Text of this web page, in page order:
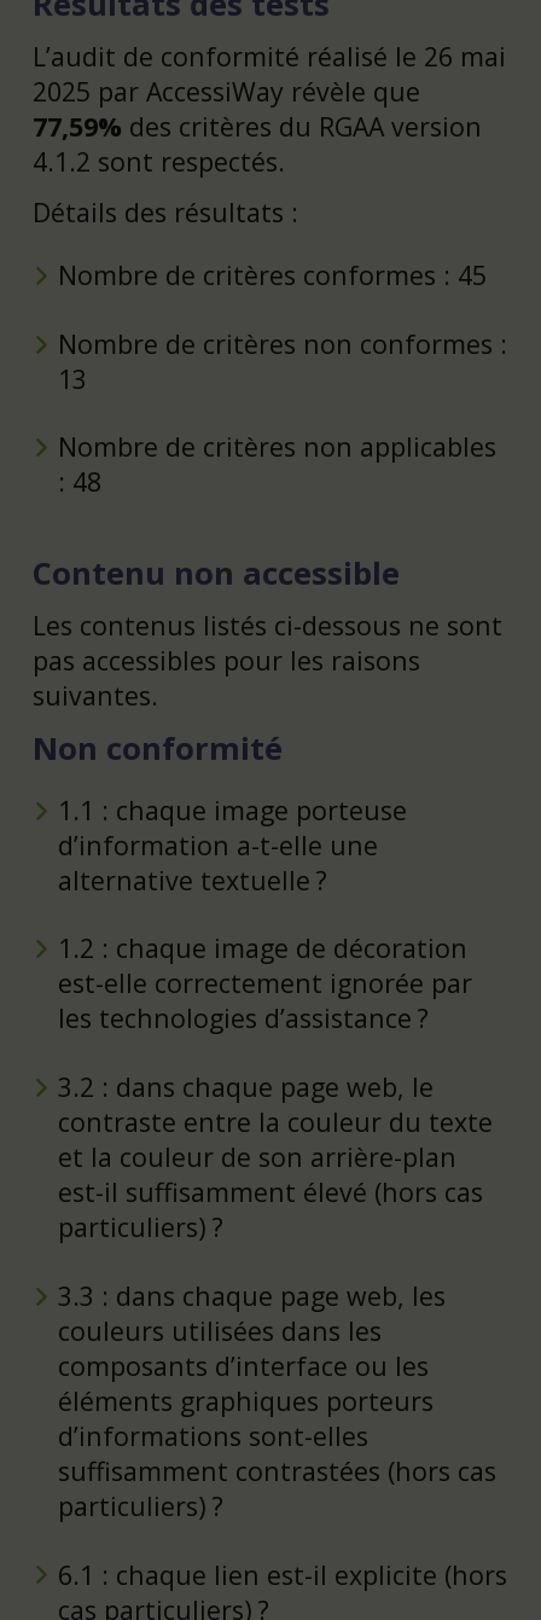
L’audit de conformité réalisé le 26 mai
2025 par AccessiWay révèle que
77,59% des critères du RGAA version
4.1.2 sont respectés.
Détails des résultats :
Nombre de critères conformes : 45
Nombre de critères non conformes :
13
Nombre de critères non applicables
: 48
Contenu non accessible
Les contenus listés ci-dessous ne sont
pas accessibles pour les raisons
suivantes.
Non conformité
1.1 : chaque image porteuse
d’information a-t-elle une
alternative textuelle ?
1.2 : chaque image de décoration
est-elle correctement ignorée par
les technologies d’assistance ?
3.2 : dans chaque page web, le
contraste entre la couleur du texte
et la couleur de son arrière-plan
est-il suffisamment élevé (hors cas
particuliers) ?
3.3 : dans chaque page web, les
couleurs utilisées dans les
composants d’interface ou les
éléments graphiques porteurs
d’informations sont-elles
suffisamment contrastées (hors cas
particuliers) ?
6.1 : chaque lien est-il explicite (hors
cas particuliers) ?